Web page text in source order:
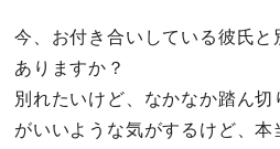
今、お付き合いしている彼氏
ありますか？
別れたいけど、なかなか踏ん
がいいような気がするけど、本